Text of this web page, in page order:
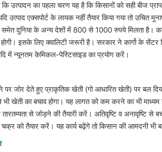
उत्पादन का पहला चरण यह है कि किसानों को सही बीज
उत्पाद एक्सपोर्ट के लायक नहीं तैयार किया गया तो उचित
समेत दुनिया के अन्य देशों में 800 से 1000 रुपये मिलता है।
इसके लिए क्वालिटी जरूरी है। सरकार ने कार्गो के
में न्यूनतम केमिकल-पेस्टिसाइड का प्रयोग करें।
पर जोर देते हुए प्राकृतिक खेती (गो आधारित खेती) पर बल
खेती का बचाव होगा। यह लागत को कम करने का भी
से जोड़ने की तैयारी करें। अतिवृष्टि व अनावृष्टि से
को तैयार करें। यह कार्य बढ़ेंगे तो किसान की आमदनी भी